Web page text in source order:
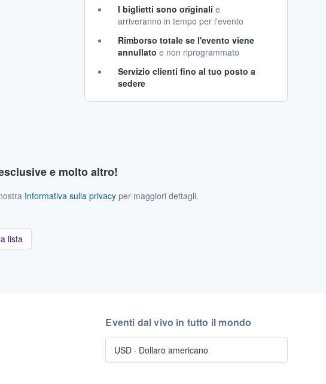
I biglietti sono originali e
arriveranno in tempo per l'evento
Rimborso totale se l'evento viene
annullato e non riprogrammato
Servizio clienti fino al tuo posto a
sedere
e molto altro!
Informativa sulla privacyper maggiori dettagli.
lista
Eventi dal vivo in tutto il mondo
USD · Dollaro americano